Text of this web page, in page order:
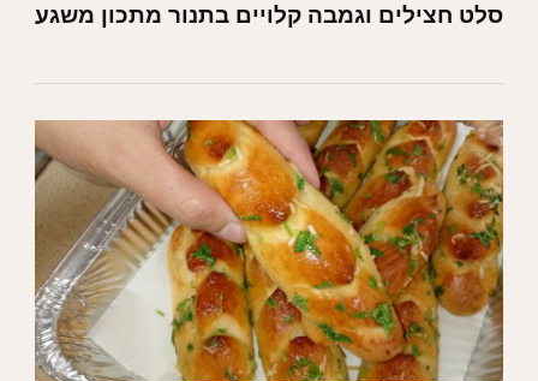
סלט חצילים וגמבה קלויים בתנור מתכון משגע